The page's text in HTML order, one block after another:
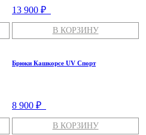
13 900 ₽
В КОРЗИНУ
Брюки Кашкорсе UV Спорт
8 900 ₽
В КОРЗИНУ